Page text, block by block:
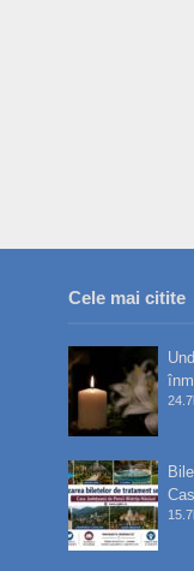
Cele mai citite